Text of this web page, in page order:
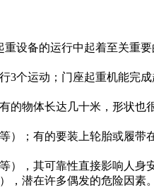
设备的运行中起着至关重
个运动；门座起重机能完
物体长达几十米，形状
；有的要装上轮胎或履
），其可靠性直接影响人身
，潜在许多偶发的危险因素。